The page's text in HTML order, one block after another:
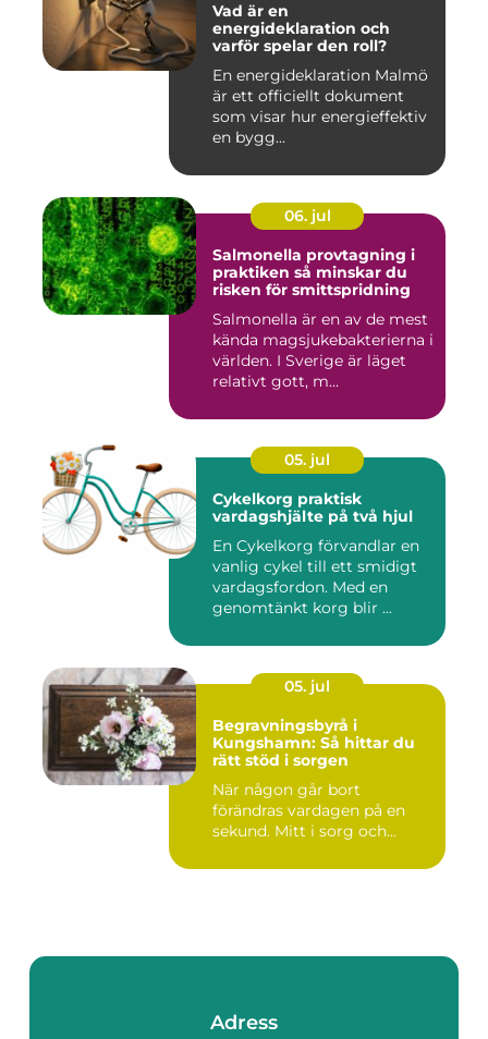
Vad är en
energideklaration och
varför spelar den roll?
En energideklaration Malmö
är ett officiellt dokument
som visar hur energieffektiv
en bygg...
06. jul
Salmonella provtagning i
praktiken så minskar du
risken för smittspridning
Salmonella är en av de mest
kända magsjukebakterierna i
världen. I Sverige är läget
relativt gott, m...
05. jul
Cykelkorg praktisk
vardagshjälte på två hjul
En Cykelkorg förvandlar en
vanlig cykel till ett smidigt
vardagsfordon. Med en
genomtänkt korg blir ...
05. jul
Begravningsbyrå i
Kungshamn: Så hittar du
rätt stöd i sorgen
När någon går bort
förändras vardagen på en
sekund. Mitt i sorg och...
Adress